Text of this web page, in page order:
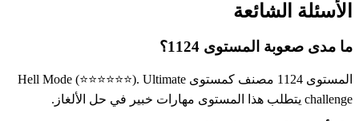
الأسئلة الشائعة
ما مدى صعوبة المستوى 1124؟
المستوى 1124 مصنف كمستوى Hell Mode (⭐⭐⭐⭐⭐⭐). Ultimate
challenge يتطلب هذا المستوى مهارات خبير في حل الألغاز.